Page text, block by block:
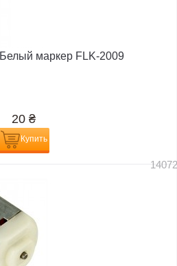
Белый маркер FLK-2009
20 ₴
Купить